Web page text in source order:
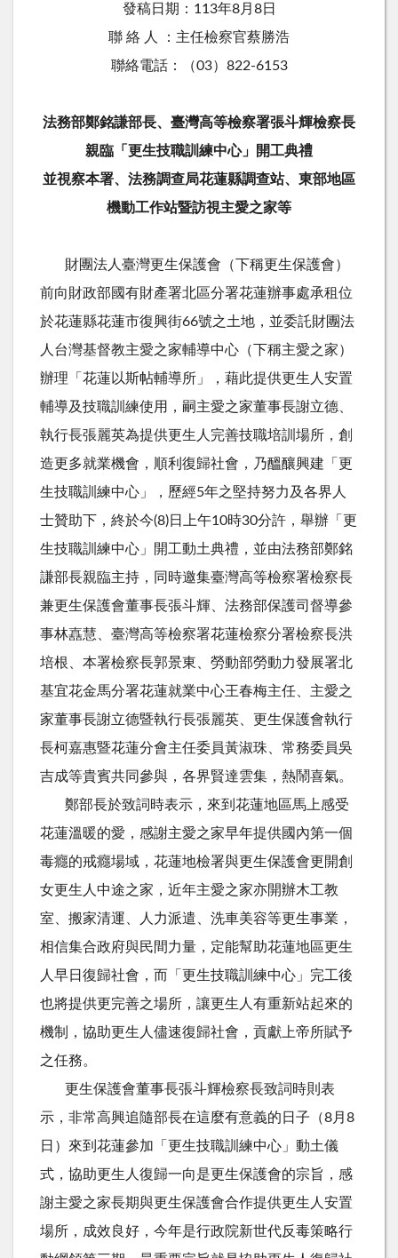
發稿日期：113年8月8日
聯 絡 人 ：主任檢察官蔡勝浩
聯絡電話：（03）822-6153
法務部鄭銘謙部長、臺灣高等檢察署張斗輝檢察長
親臨「更生技職訓練中心」開工典禮
並視察本署、法務調查局花蓮縣調查站、東部地區
機動工作站暨訪視主愛之家等
財團法人臺灣更生保護會（下稱更生保護會）
前向財政部國有財產署北區分署花蓮辦事處承租位
於花蓮縣花蓮市復興街66號之土地，並委託財團法
人台灣基督教主愛之家輔導中心（下稱主愛之家）
辦理「花蓮以斯帖輔導所」，藉此提供更生人安置
輔導及技職訓練使用，嗣主愛之家董事長謝立德、
執行長張麗英為提供更生人完善技職培訓場所，創
造更多就業機會，順利復歸社會，乃醞釀興建「更
生技職訓練中心」，歷經5年之堅持努力及各界人
士贊助下，終於今(8)日上午10時30分許，舉辦「更
生技職訓練中心」開工動土典禮，並由法務部鄭銘
謙部長親臨主持，同時邀集臺灣高等檢察署檢察長
兼更生保護會董事長張斗輝、法務部保護司督導參
事林嚞慧、臺灣高等檢察署花蓮檢察分署檢察長洪
培根、本署檢察長郭景東、勞動部勞動力發展署北
基宜花金馬分署花蓮就業中心王春梅主任、主愛之
家董事長謝立德暨執行長張麗英、更生保護會執行
長柯嘉惠暨花蓮分會主任委員黃淑珠、常務委員吳
吉成等貴賓共同參與，各界賢達雲集，熱鬧喜氣。
鄭部長於致詞時表示，來到花蓮地區馬上感受
花蓮溫暖的愛，感謝主愛之家早年提供國內第一個
毒癮的戒癮場域，花蓮地檢署與更生保護會更開創
女更生人中途之家，近年主愛之家亦開辦木工教
室、搬家清運、人力派遣、洗車美容等更生事業，
相信集合政府與民間力量，定能幫助花蓮地區更生
人早日復歸社會，而「更生技職訓練中心」完工後
也將提供更完善之場所，讓更生人有重新站起來的
機制，協助更生人儘速復歸社會，貢獻上帝所賦予
之任務。
更生保護會董事長張斗輝檢察長致詞時則表
示，非常高興追隨部長在這麼有意義的日子（8月8
日）來到花蓮參加「更生技職訓練中心」動土儀
式，協助更生人復歸一向是更生保護會的宗旨，感
謝主愛之家長期與更生保護會合作提供更生人安置
場所，成效良好，今年是行政院新世代反毒策略行